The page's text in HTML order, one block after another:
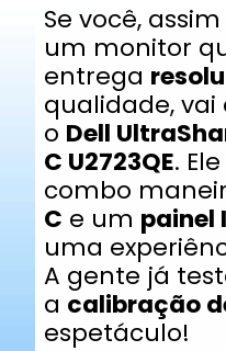
Se você,
um monitor
entrega
qualidade,
o Dell
C U2723QE.
combo
C e um painel
uma
A gente já
a calibração
espetáculo!